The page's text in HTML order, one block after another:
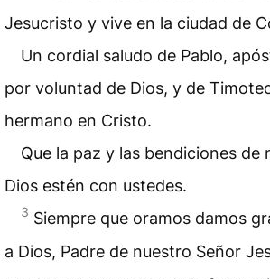
Jesucristo y vive en la ciudad de
Un cordial saludo de Pablo,
por voluntad de Dios, y de
hermano en Cristo.
Que la paz y las bendiciones de
Dios estén con ustedes.
3 Siempre que oramos damos
a Dios, Padre de nuestro Señor